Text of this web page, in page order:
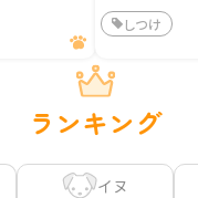
しつけ
ランキング
イヌ